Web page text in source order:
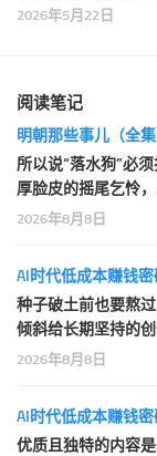
2026年5月22日
阅读笔记
明朝那些事儿（全集
所以说“落水狗”必
厚脸皮的摇尾乞怜
2026年8月8日
AI时代低成本赚钱
种子破土前也要熬
倾斜给长期坚持的
2026年8月8日
AI时代低成本赚钱
优质且独特的内容